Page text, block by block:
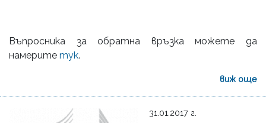
Въпросника за обратна връзка можете да
намерите тук.
виж още
31.01.2017 г.